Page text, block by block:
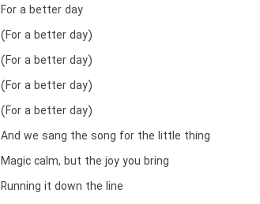
For a better day
(For a better day)
(For a better day)
(For a better day)
(For a better day)
And we sang the song for the little thing
Magic calm, but the joy you bring
Running it down the line